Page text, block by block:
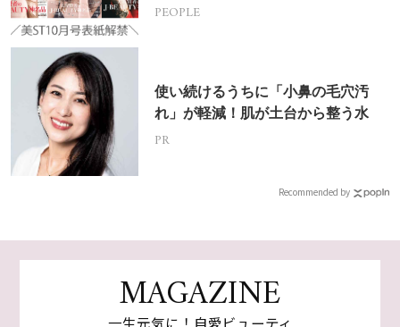
PEOPLE
使い続けるうちに「小鼻の毛穴汚
れ」が軽減！肌が土台から整う水
PR
Recommended by
MAGAZINE
一生元気に！自愛ビューティ